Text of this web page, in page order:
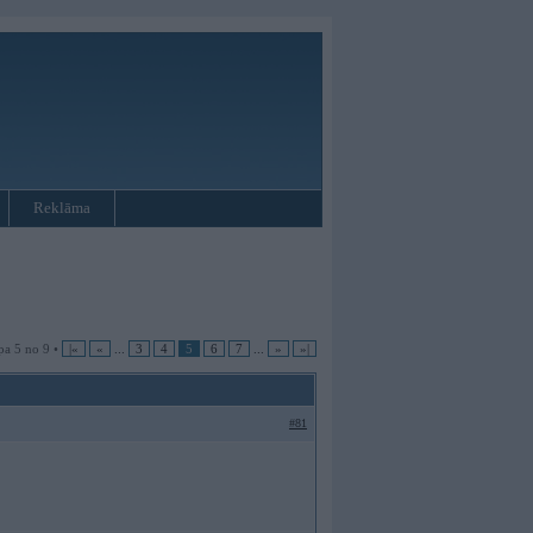
Reklāma
5 no 9 • |« « 3 4 5 6 7 » »|
#81